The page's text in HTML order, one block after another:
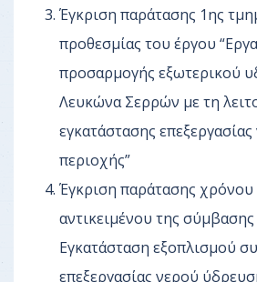
Έγκριση παράτασης 1ης
προθεσμίας του έργου
προσαρμογής εξωτερικού
Λευκώνα Σερρών με τη
εγκατάστασης
περιοχής”
Έγκριση παράτασης
αντικειμένου της
Εγκατάσταση εξοπλισμού
επεξεργασίας νερού